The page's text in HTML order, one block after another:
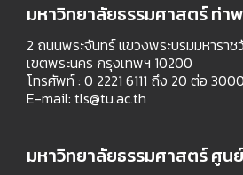
มหาวิทยาลัยธรรมศาสตร์ ท่า
2 ถนนพระจันทร์ แขวงพระบรมมหาราช
เขตพระนคร กรุงเทพฯ 10200
โทรศัพท์ : 0 2221 6111 ถึง 20 ต่อ 3000
E-mail: tls@tu.ac.th
มหาวิทยาลัยธรรมศาสตร์ ศูน